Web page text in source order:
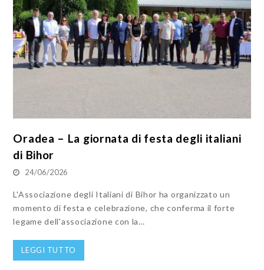
Oradea – La giornata di festa degli italiani
di Bihor
24/06/2026
L'Associazione degli Italiani di Bihor ha organizzato un
momento di festa e celebrazione, che conferma il forte
legame dell'associazione con la…
LEGGI TUTTO